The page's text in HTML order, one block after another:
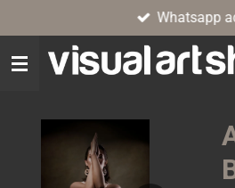
direct
naar
Whatsapp